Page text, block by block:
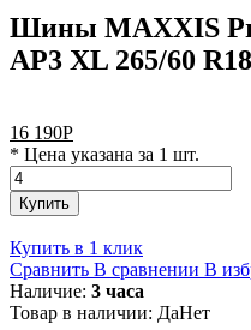
Шины MAXXIS
AP3 XL 265/60 R18
16 190Р
* Цена указана за 1 шт.
Купить
Купить в 1 клик
Сравнить В сравнении В
Наличие: 3 часа
Товар в наличии: ДаНет